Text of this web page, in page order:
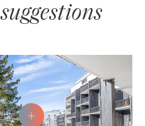
suggestions